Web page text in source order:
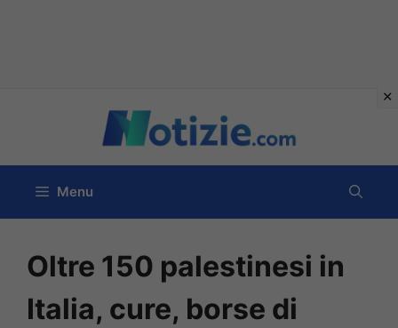
contenuto
Menu
Oltre 150 palestinesi in
Italia, cure, borse di